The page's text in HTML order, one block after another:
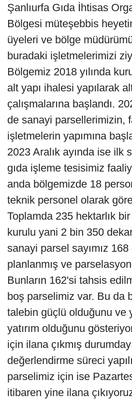
Şanlıurfa Gıda İhtisas
Bölgesi müteşebbis
üyeleri ve bölge
buradaki işletmelerimizi
Bölgemiz 2018 yılında
alt yapı ihalesi yapılarak
çalışmalarına başlandı.
de sanayi parsellerimizin,
işletmelerin yapımına
2023 Aralık ayında ise ilk
gıda işleme tesisimiz
anda bölgemizde 18
teknik personel olarak
Toplamda 235 hektarlık
kurulu yani 2 bin 350
sanayi parsel sayımız
planlanmış ve
Bunların 162'si tahsis
boş parselimiz var. Bu da
talebin güçlü olduğunu ve
yatırım olduğunu
için ilana çıkmış
değerlendirme süreci
parselimiz için ise
itibaren yine ilana